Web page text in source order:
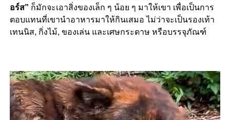
อร์ส” ก็มักจะเอาสิ่งของเล็ก ๆ น้อย ๆ มาให้เขา เพื่อเป็นการ
ตอบแทนที่เขานำอาหารมาให้กินเสมอ ไม่ว่าจะเป็นรองเท้า
เทนนิส, กิ่งไม้, ของเล่น และเศษกระดาษ หรือบรรจุภัณฑ์